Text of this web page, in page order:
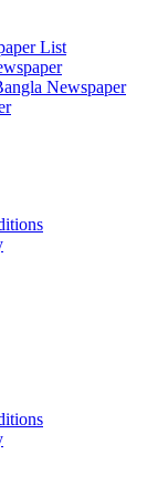
List
Newspaper